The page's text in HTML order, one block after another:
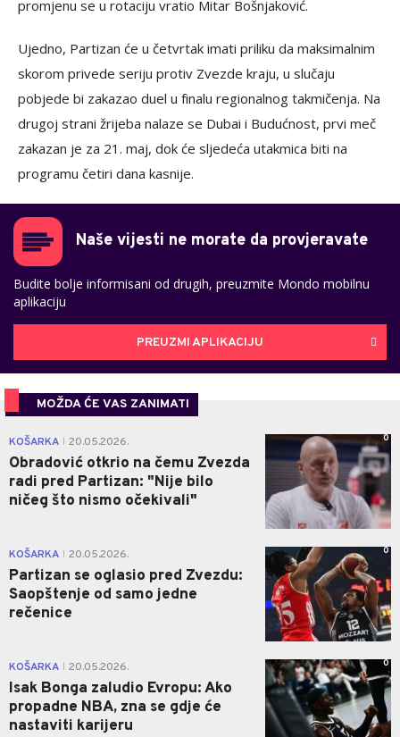
promjenu se u rotaciju vratio Mitar Bošnjaković.
Ujedno, Partizan će u četvrtak imati priliku da maksimalnim
skorom privede seriju protiv Zvezde kraju, u slučaju
pobjede bi zakazao duel u finalu regionalnog takmičenja. Na
drugoj strani žrijeba nalaze se Dubai i Budućnost, prvi meč
zakazan je za 21. maj, dok će sljedeća utakmica biti na
programu četiri dana kasnije.
Naše vijesti ne morate da provjeravate
Budite bolje informisani od drugih, preuzmite Mondo mobilnu
aplikaciju
PREUZMI APLIKACIJU
MOŽDA ĆE VAS ZANIMATI
KOŠARKA 20.05.2026.
Obradović otkrio na čemu Zvezda
radi pred Partizan: "Nije bilo
ničeg što nismo očekivali"
0
KOŠARKA 20.05.2026.
Partizan se oglasio pred Zvezdu:
Saopštenje od samo jedne
rečenice
0
KOŠARKA 20.05.2026.
Isak Bonga zaludio Evropu: Ako
propadne NBA, zna se gdje će
nastaviti karijeru
0